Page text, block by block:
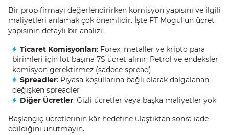
Bir prop firmayı değerlendirirken komisyon yapısını ve ilgili
maliyetleri anlamak çok önemlidir. İşte FT Mogul'un ücret
yapısının detaylı bir analizi:
Ticaret Komisyonları: Forex, metaller ve kripto para
birimleri için lot başına 7$ ücret alınır; Petrol ve endeksler
komisyon gerektirmez (sadece spread)
Spreadler: Piyasa koşullarına bağlı olarak dalgalanan
değişken spreadler
Diğer Ücretler: Gizli ücretler veya başka maliyetler yok
Başlangıç ücretlerinin kâr hedefine ulaştıktan sonra iade
edildiğini unutmayın.